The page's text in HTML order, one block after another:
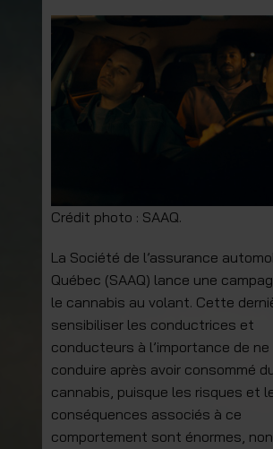
Crédit photo : SAAQ.
La Société de l’assurance
Québec (SAAQ) lance une
le cannabis au volant. Cette
sensibiliser les conductrices et
conducteurs à l’importance de ne
conduire après avoir consommé
cannabis, puisque les risques et
conséquences associés à ce
comportement sont énormes, non